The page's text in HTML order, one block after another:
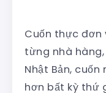
Cuốn thực
từng nhà
Nhật Bản,
hơn bất kỳ thứ